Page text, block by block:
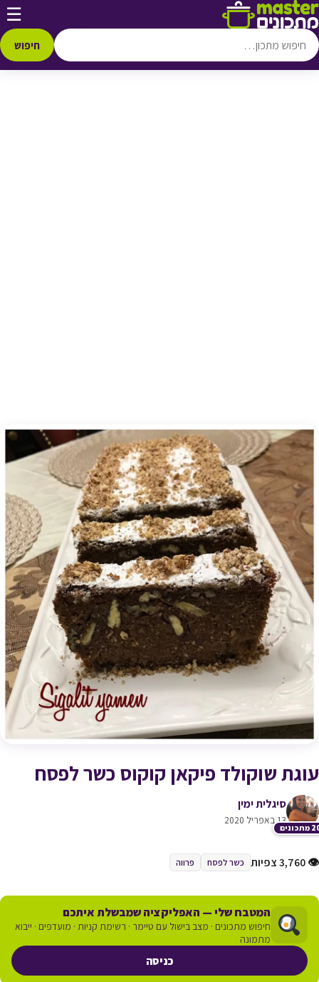
דלג לתוכן ☰
חיפוש
‏עוגת שוקולד פיקאן קוקוס כשר לפסח
סיגלית ימין
13 באפריל 2020
♥ הוספה
👁 3,760 צפיות כשר לפסח פרווה
המטבח שלי — האפליקציה שמבשלת איתכם
חיפוש מתכונים · מצב בישול עם טיימר · רשימת קניות · מועדפים · ייבוא
מתמונה
כניסה